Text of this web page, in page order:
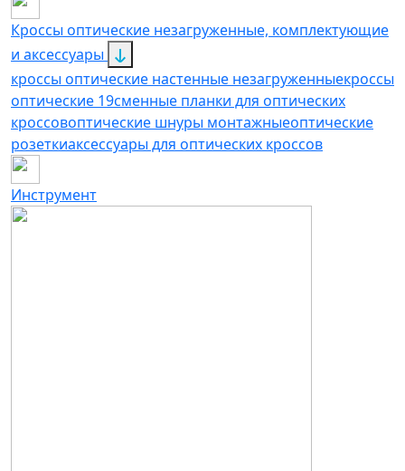
Кроссы оптические незагруженные, комплектующие
и аксессуары
кроссы оптические настенные незагруженныекроссы
оптические 19сменные планки для оптических
кроссовоптические шнуры монтажныеоптические
розеткиаксессуары для оптических кроссов
Инструмент